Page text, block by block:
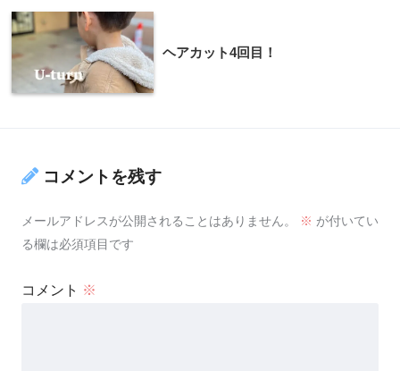
ヘアカット4回目！
コメントを残す
メールアドレスが公開されることはありません。 ※ が付いてい
る欄は必須項目です
コメント ※